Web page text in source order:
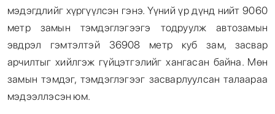
мэдэгдлийг хүргүүлсэн гэнэ. Үүний үр дүнд нийт 9060
метр замын тэмдэглэгээгэ тодруулж автозамын
эвдрэл гэмтэлтэй 36908 метр куб зам, засвар
арчилтыг хийлгэж гүйцэтгэлийг хангасан байна. Мөн
замын тэмдэг, тэмдэглэгээг засварлуулсан талаараа
мэдээллэсэн юм.